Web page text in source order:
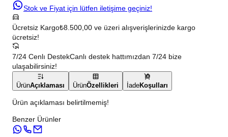
Stok ve Fiyat için lütfen iletişime geçiniz!
Ücretsiz Kargo₺8.500,00 ve üzeri alışverişlerinizde kargo
ücretsiz!
7/24 Cenlı DestekCanlı destek hattımızdan 7/24 bize
ulaşabilirsiniz!
ÜrünAçıklaması ÜrünÖzellikleri İadeKoşulları
Ürün açıklaması belirtilmemiş!
Benzer Ürünler